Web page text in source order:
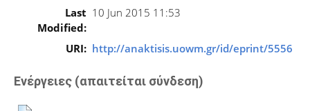
Last
Modified:
10 Jun 2015 11:53
URI: http://anaktisis.uowm.gr/id/eprint/5556
Ενέργειες (απαιτείται σύνδεση)